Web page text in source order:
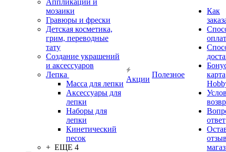
Аппликации и
мозаики
Гравюры и фрески
Детская косметика,
грим, переводные
тату
Создание украшений
и аксессуаров
Лепка
Масса для лепки
Аксессуары для
лепки
Наборы для
лепки
Кинетический
песок
+ ЕЩЕ 4
Акции
Полезное
Как
карта
ответ